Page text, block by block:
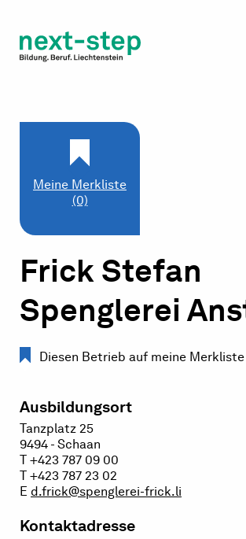
Beratung & Unterstützung
Frick Stefan
Spenglerei
Diesen Betrieb auf meine
Ausbildungsort
Tanzplatz 25
9494 - Schaan
T +423 787 09 00
T +423 787 23 02
E d.frick@spenglerei-frick.li
Kontaktadresse
Meine Merkliste
(0)